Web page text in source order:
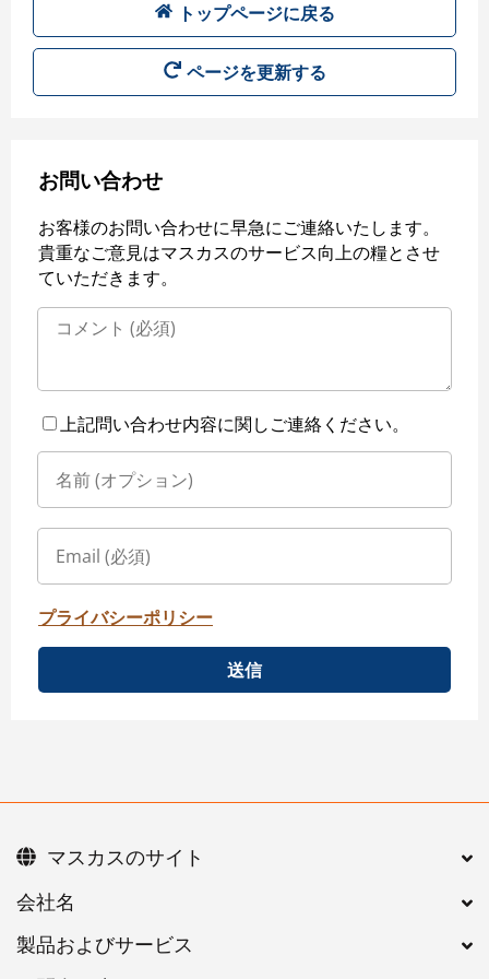
トップページに戻る
ページを更新する
お問い合わせ
お客様のお問い合わせに早急にご連絡いたします。
貴重なご意見はマスカスのサービス向上の糧とさせ
ていただきます。
上記問い合わせ内容に関しご連絡ください。
プライバシーポリシー
送信
会社名
製品およびサービス
マスカスのサイト